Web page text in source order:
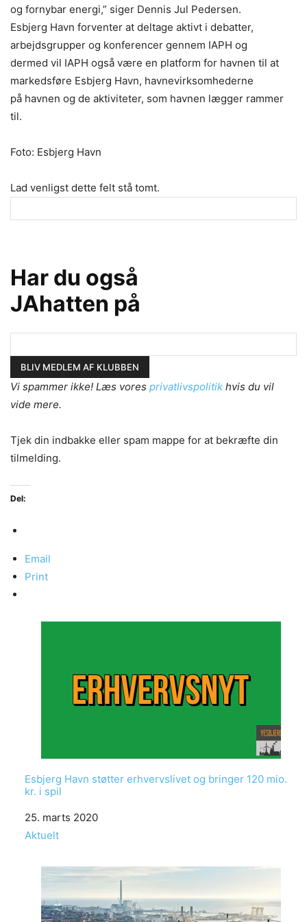
og fornybar energi,” siger Dennis Jul Pedersen.
Esbjerg Havn forventer at deltage aktivt i debatter,
arbejdsgrupper og konferencer gennem IAPH og
dermed vil IAPH også være en platform for havnen til at
markedsføre Esbjerg Havn, havnevirksomhederne
på havnen og de aktiviteter, som havnen lægger rammer
til.
Foto: Esbjerg Havn
Lad venligst dette felt stå tomt.
Har du også
JAhatten på
Vi spammer ikke! Læs vores privatlivspolitik hvis du vil
vide mere.
Tjek din indbakke eller spam mappe for at bekræfte din
tilmelding.
Del:
Email
Print
Esbjerg Havn støtter erhvervslivet og bringer 120 mio.
kr. i spil
Date
25. marts 2020
In relation to
Aktuelt